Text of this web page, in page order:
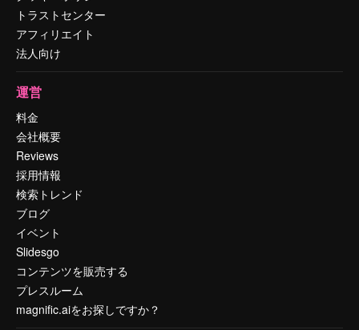
トラストセンター
アフィリエイト
法人向け
運営
料金
会社概要
Reviews
採用情報
検索トレンド
ブログ
イベント
Slidesgo
コンテンツを販売する
プレスルーム
magnific.aiをお探しですか？